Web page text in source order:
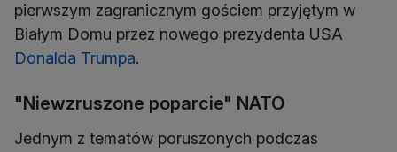
pierwszym zagranicznym gościem przyjętym w
Białym Domu przez nowego prezydenta USA
Donalda Trumpa.
"Niewzruszone poparcie" NATO
Jednym z tematów poruszonych podczas